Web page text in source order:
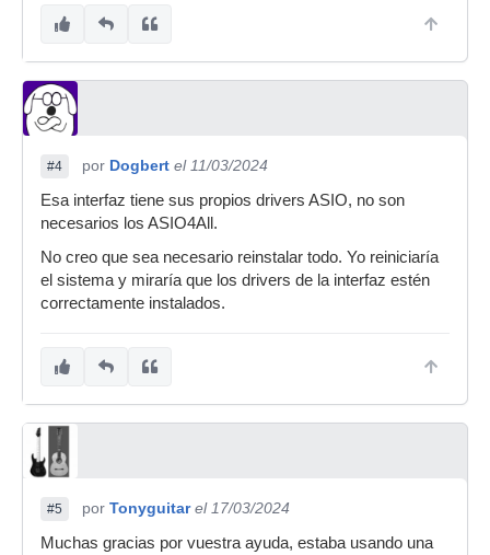
#4 por Dogbert el 11/03/2024
Esa interfaz tiene sus propios drivers ASIO, no son
necesarios los ASIO4All.
No creo que sea necesario reinstalar todo. Yo reiniciaría
el sistema y miraría que los drivers de la interfaz estén
correctamente instalados.
#5 por Tonyguitar el 17/03/2024
Muchas gracias por vuestra ayuda, estaba usando una